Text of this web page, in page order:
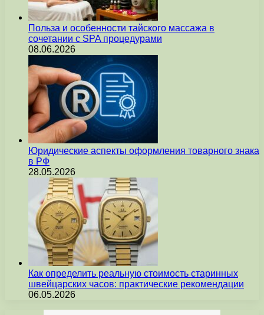
Польза и особенности тайского массажа в
сочетании с SPA процедурами
08.06.2026
Юридические аспекты оформления товарного знака
в РФ
28.05.2026
Как определить реальную стоимость старинных
швейцарских часов: практические рекомендации
06.05.2026